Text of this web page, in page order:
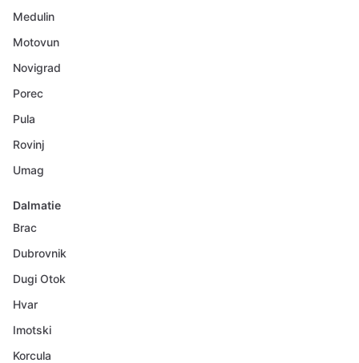
Medulin
Motovun
Novigrad
Porec
Pula
Rovinj
Umag
Dalmatie
Brac
Dubrovnik
Dugi Otok
Hvar
Imotski
Korcula